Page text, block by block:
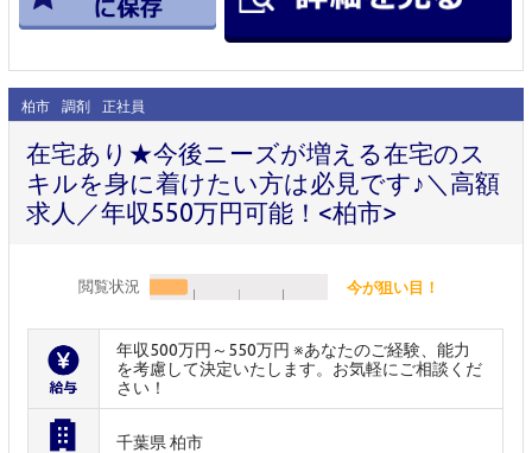
柏市 調剤 正社員
在宅あり★今後ニーズが増える在宅のス
キルを身に着けたい方は必見です♪＼高額
求人／年収550万円可能！<柏市>
閲覧状況 今が狙い目！
年収500万円～550万円 ※あなたのご経験、能力
を考慮して決定いたします。お気軽にご相談くだ
さい！
千葉県 柏市